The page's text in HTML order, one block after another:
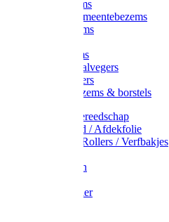
Straatbezems
Stads- / Gemeentebezems
Terrasbezems
Gootbezems
Kamer-/Zaalvegers
Vloertrekkers
Onkruidbezems & borstels
Schildersgereedschap
Afplakband / Afdekfolie
Kwasten / Rollers / Verfbakjes
Afdekfoliën
Schuurpapier